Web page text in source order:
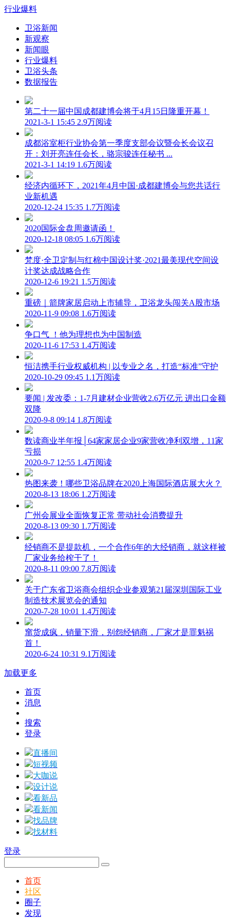
行业爆料
卫浴新闻
新观察
新闻眼
行业爆料
卫浴头条
数据报告
第二十一届中国成都建博会将于4月15日隆重开幕！
2021-3-1 15:45 2.9万阅读
成都浴室柜行业协会第一季度支部会议暨会长会议召
开：刘开亮连任会长，骆宗骏连任秘书 ...
2021-3-1 14:19 1.6万阅读
经济内循环下，2021年4月中国·成都建博会与您共话行
业新机遇
2020-12-24 15:35 1.7万阅读
2020国际金盘周邀请函！
2020-12-18 08:05 1.6万阅读
梵度·全卫定制与红棉中国设计奖·2021最美现代空间设
计奖达成战略合作
2020-12-6 19:21 1.5万阅读
重磅｜箭牌家居启动上市辅导，卫浴龙头闯关A股市场
2020-11-9 09:08 1.6万阅读
争口气 ！他为理想也为中国制造
2020-11-6 17:53 1.4万阅读
恒洁携手行业权威机构 | 以专业之名，打造“标准”守护
2020-10-29 09:45 1.1万阅读
要闻 | 发改委：1-7月建材企业营收2.6万亿元 进出口金额
双降
2020-9-8 09:14 1.8万阅读
数读商业半年报│64家家居企业9家营收净利双增，11家
亏损
2020-9-7 12:55 1.4万阅读
热图来袭！哪些卫浴品牌在2020上海国际酒店展大火？
2020-8-13 18:06 1.2万阅读
广州会展业全面恢复正常 带动社会消费提升
2020-8-13 09:30 1.7万阅读
经销商不是提款机，一个合作6年的大经销商，就这样被
厂家业务给榨干了！
2020-8-11 09:00 7.8万阅读
关于广东省卫浴商会组织企业参观第21届深圳国际工业
制造技术展览会的通知
2020-7-28 10:01 1.4万阅读
窜货成疯，销量下滑，别怨经销商，厂家才是罪魁祸
首！
2020-6-24 10:31 9.1万阅读
加载更多
首页
消息
搜索
登录
直播间
短视频
大咖说
设计说
看新品
看新闻
找品牌
找材料
登录
首页
社区
圈子
发现